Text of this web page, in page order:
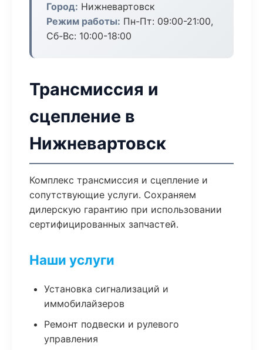
Город: Нижневартовск
Режим работы: Пн-Пт: 09:00-21:00,
Сб-Вс: 10:00-18:00
Трансмиссия и
сцепление в
Нижневартовск
Комплекс трансмиссия и сцепление и
сопутствующие услуги. Сохраняем
дилерскую гарантию при использовании
сертифицированных запчастей.
Наши услуги
Установка сигнализаций и
иммобилайзеров
Ремонт подвески и рулевого
управления